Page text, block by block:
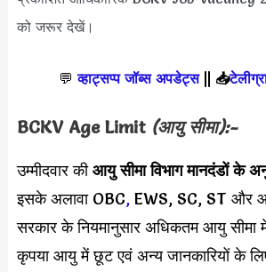
को जरूर देखें।
💬 व्हाट्सप्प जॉब्स अपडेट्स|| 📥
BCKV Age Limit (आयु सीमा):-
उम्मीदवार कीआयु सीमा विभाग मानदंडों के
इसके अलावा OBC, EWS, SC, ST और
सरकार के नियमानुसार अधिकतम आयु सीमा
कृपया आयु में छूट एवं अन्य जानकारियों के